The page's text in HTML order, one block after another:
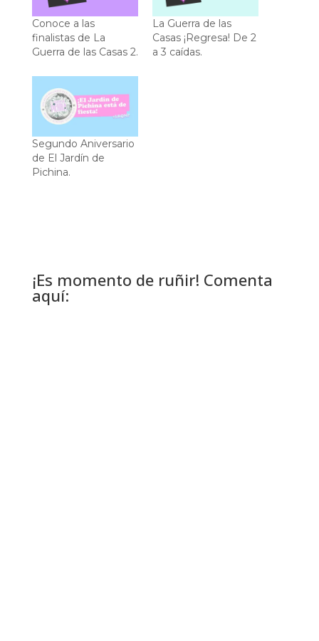
Conoce a las
finalistas de La
Guerra de las Casas 2.
La Guerra de las
Casas ¡Regresa! De 2
a 3 caídas.
Segundo Aniversario
de El Jardín de
Pichina.
¡Es momento de ruñir! Comenta
aquí: